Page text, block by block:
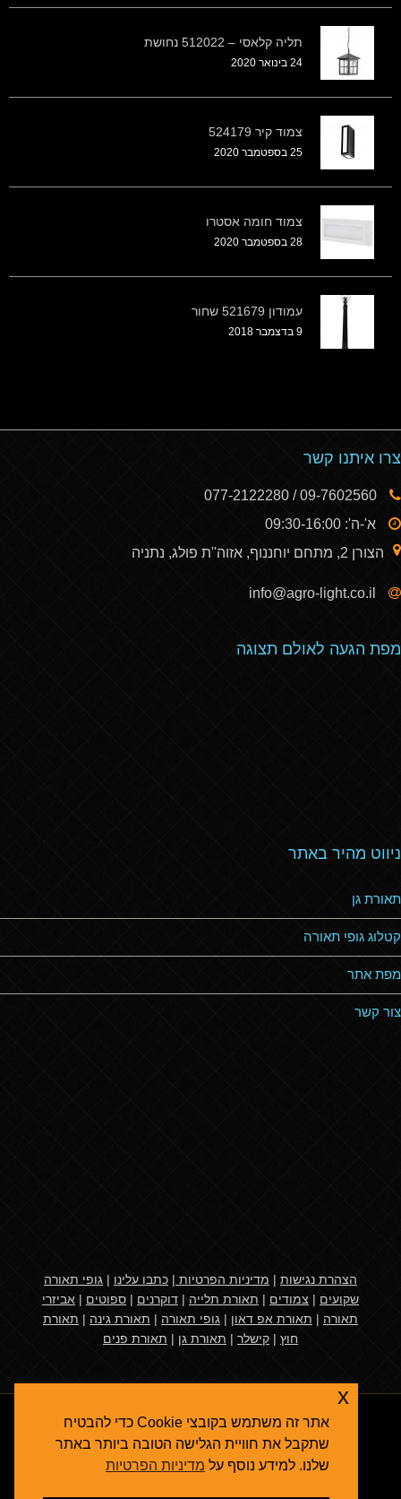
תליה קלאסי – 512022 נחושת
24 בינואר 2020
צמוד קיר 524179
25 בספטמבר 2020
צמוד חומה אסטרו
28 בספטמבר 2020
עמודון 521679 שחור
9 בדצמבר 2018
צרו איתנו קשר
א'-ה': 09:30-16:00
הצורן 2, מתחם יוחננוף, אזוה''ת פולג, נתניה
מפת הגעה לאולם תצוגה
ניווט מהיר באתר
תאורת גן
קטלוג גופי תאורה
מפת אתר
צור קשר
הצהרת נגישות | מדיניות הפרטיות | כתבו עלינו | גופי תאורה
שקועים | צמודים | תאורת תלייה | דוקרנים | ספוטים | אביזרי
תאורה | תאורת אפ דאון | גופי תאורה | תאורת גינה | תאורת
חוץ | קישלר | תאורת גן | תאורת פנים
אתר זה משתמש בקובצי Cookie כדי להבטיח
שתקבל את חוויית הגלישה הטובה ביותר באתר
שלנו. למידע נוסף על מדיניות הפרטיות
x